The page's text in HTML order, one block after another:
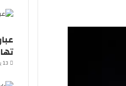
13 يونيو، 2023